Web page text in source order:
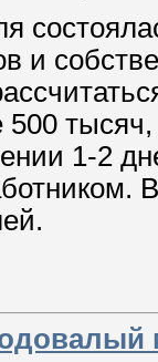
и
тысяч,
1-2